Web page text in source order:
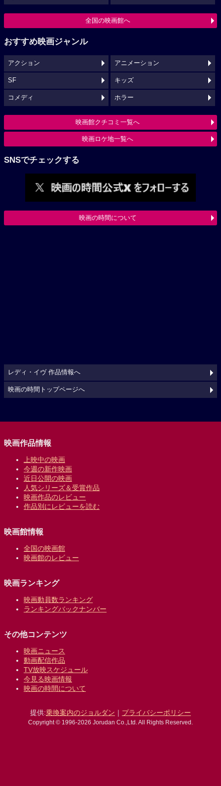
全国の映画館へ
おすすめ映画ジャンル
アクション アニメーション
SF キッズ
コメディ ホラー
映画館クチコミ一覧へ
映画ロケ地一覧へ
SNSでチェックする
映画の時間について
レディ・イヴ 作品情報へ
映画の時間トップページへ
映画作品情報
上映中の映画
今週の新作映画
近日公開の映画
人気シリーズ＆受賞作品
映画作品のレビュー
作品別にレビューを読む
映画館情報
全国の映画館
映画館のレビュー
映画ランキング
映画動員数ランキング
ランキングバックナンバー
その他コンテンツ
映画ニュース
動画配信作品
TV放映スケジュール
今見る映画情報
映画の時間について
提供:乗換案内のジョルダン ｜ プライバシーポリシー
Copyright © 1996-2026 Jorudan Co.,Ltd. All Rights Reserved.